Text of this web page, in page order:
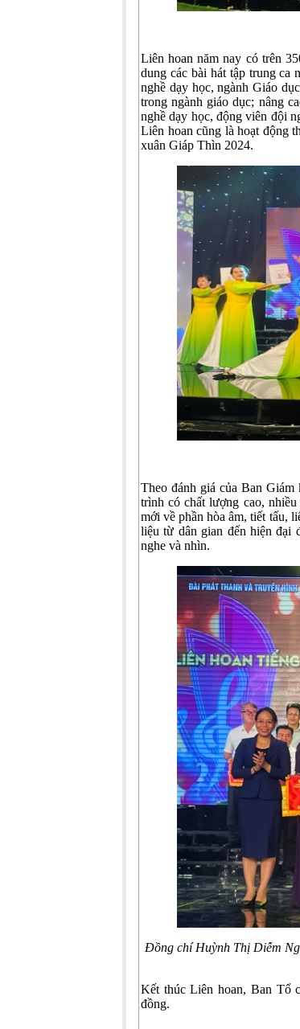
Liên hoan năm nay có trên
dung các bài hát tập trung
nghề dạy học, ngành Giáo
trong ngành giáo dục; nâng
nghề dạy học, động viên đội
Liên hoan cũng là hoạt động
xuân Giáp Thìn 2024.
Theo đánh giá của Ban
trình có chất lượng cao,
mới về phần hòa âm, tiết tấu,
liệu từ dân gian đến hiện đại
nghe và nhìn.
Đồng chí Huỳnh Thị Diễm
Kết thúc Liên hoan, Ban Tổ
đồng.